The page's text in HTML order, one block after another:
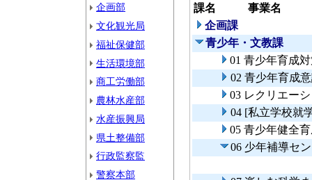
企画部
文化観光局
福祉保健部
生活環境部
商工労働部
農林水産部
水産振興局
県土整備部
行政監察監
警察本部
課名
事業名
企画課
青少年・文教課
01 青少年育成
02 青少年育成
03 レクリエー
04 [私立学校就
05 青少年健全
06 少年補導セ